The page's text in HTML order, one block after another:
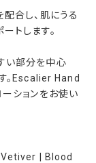
配合し、肌にうる
トします。
い部分を中心
。Escalier Hand
ションをお使い
| Blood